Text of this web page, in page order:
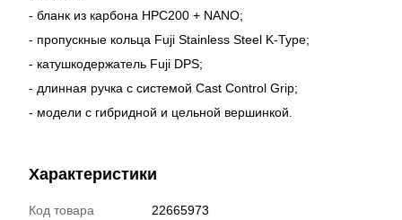
- бланк из карбона HPC200 + NANO;
- пропускные кольца Fuji Stainless Steel K-Type;
- катушкодержатель Fuji DPS;
- длинная ручка с системой Cast Control Grip;
- модели с гибридной и цельной вершинкой.
Характеристики
Код товара
22665973